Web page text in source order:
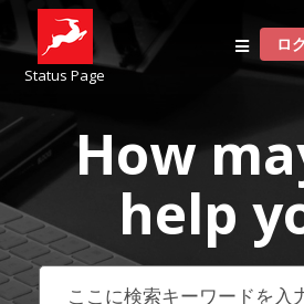
Status Page
ロ
How
help